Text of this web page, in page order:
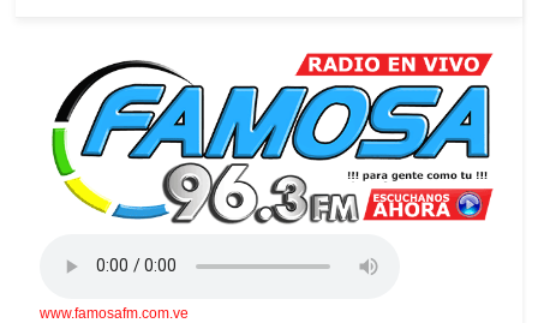
www.famosafm.com.ve